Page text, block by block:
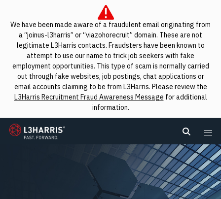
We have been made aware of a fraudulent email originating from
a “joinus-l3harris” or “viazohorecruit” domain. These are not
legitimate L3Harris contacts. Fraudsters have been known to
attempt to use our name to trick job seekers with fake
employment opportunities. This type of scam is normally carried
out through fake websites, job postings, chat applications or
email accounts claiming to be from L3Harris. Please review the
L3Harris Recruitment Fraud Awareness Message for additional
information.
L3Harris
Search